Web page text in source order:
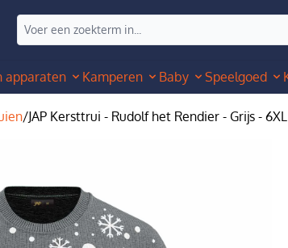
apparaten Kamperen Baby Speelgoed
/JAP Kersttrui - Rudolf het Rendier - Grijs - 6XL